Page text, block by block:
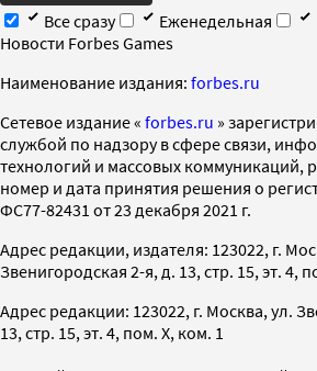
Все сразу
Еженедельная
Новости Forbes Games
Наименование издания: forbes.ru
Cетевое издание « forbes.ru »
службой по надзору в сфере связи,
технологий и массовых коммуникаций,
номер и дата принятия решения о
ФС77-82431 от 23 декабря 2021 г.
Адрес редакции, издателя: 123022, г.
Звенигородская 2-я, д. 13, стр. 15, эт. 4,
Адрес редакции: 123022, г. Москва, ул.
13, стр. 15, эт. 4, пом. X, ком. 1